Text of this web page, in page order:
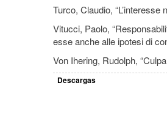
Turco, Claudio,
Vitucci, Paolo,
esse anche alle ipotesi di
Von Ihering, Rudolph,
Descargas